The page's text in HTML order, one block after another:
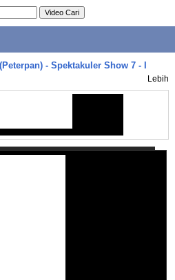
- Spektakuler Show 7 - I
Lebih